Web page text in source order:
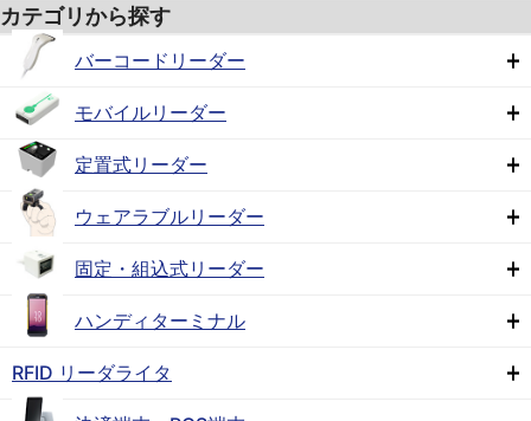
カテゴリから探す
バーコードリーダー
モバイルリーダー
定置式リーダー
ウェアラブルリーダー
固定・組込式リーダー
ハンディターミナル
RFID リーダライタ